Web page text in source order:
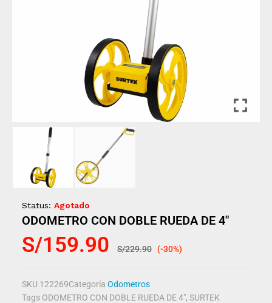
Status: Agotado
ODOMETRO CON DOBLE RUEDA DE 4″
S/159.90 S/229.90 (-30%)
SKU 122269Categoría Odometros
Tags ODOMETRO CON DOBLE RUEDA DE 4",SURTEK